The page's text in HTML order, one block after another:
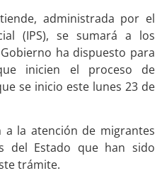
administrada por el
(IPS), se sumará a los
ha dispuesto para
inicien el proceso de
se inicio este lunes 23 de
a la atención de migrantes
del Estado que han sido
trámite.